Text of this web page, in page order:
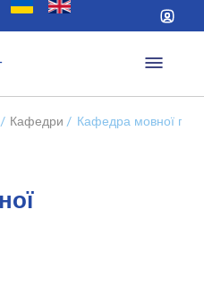
/ Кафедри / Кафедра мовної